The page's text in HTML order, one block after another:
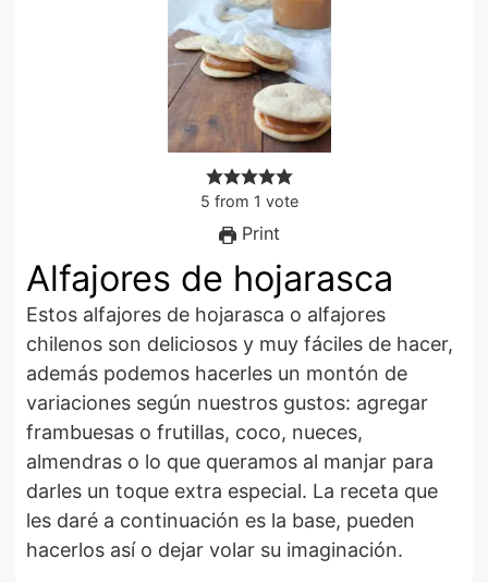
5 from 1 vote
Print
Alfajores de hojarasca
Estos alfajores de hojarasca o alfajores
chilenos son deliciosos y muy fáciles de hacer,
además podemos hacerles un montón de
variaciones según nuestros gustos: agregar
frambuesas o frutillas, coco, nueces,
almendras o lo que queramos al manjar para
darles un toque extra especial. La receta que
les daré a continuación es la base, pueden
hacerlos así o dejar volar su imaginación.